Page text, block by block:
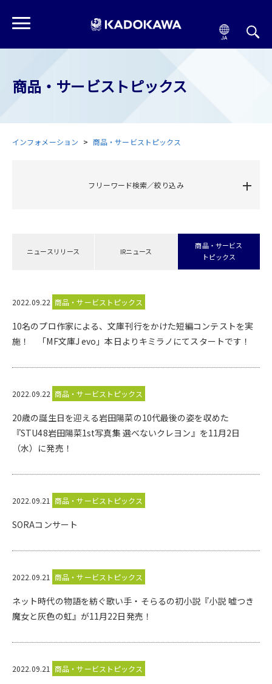
商品・サービストピックス
インフォメーション 商品・サービストピックス
フリーワード検索／絞り込み
ニュースリリース IRニュース
商品・サービス
トピックス
2022.09.22 商品・サービストピックス
10名のプロ作家による、文庫刊行をかけた短編コンテストを実
施！ 「MF文庫J evo」本日よりキミラノにてスタートです！
2022.09.22 商品・サービストピックス
20歳の誕生日を迎える岩田陽菜の10代最後の姿を収めた
『STU48岩田陽菜1st写真集 選べないクレヨン』を11月2日
（水）に発売！
2022.09.21 商品・サービストピックス
SORAコンサート
2022.09.21 商品・サービストピックス
ネット時代の物語を紡ぐ歌い手・そらるの初小説『小説 嘘つき
魔女と灰色の虹』が11月22日発売！
2022.09.21 商品・サービストピックス